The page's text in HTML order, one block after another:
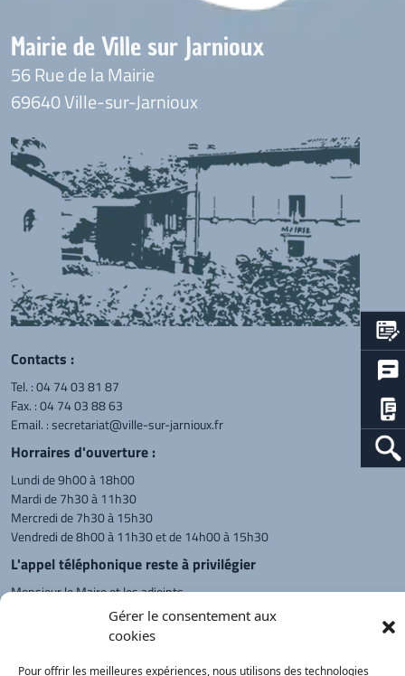
Gérer le consentement aux
cookies
Pour offrir les meilleures expériences, nous utilisons des technologies
Mairie de Ville sur Jarnioux
56 Rue de la Mairie
69640 Ville-sur-Jarnioux
Contacts :
Tel. :04 74 03 81 87
Fax. : 04 74 03 88 63
Email. :secretariat@ville-sur-jarnioux.fr
Horraires d'ouverture :
Lundi de 9h00 à 18h00
Mardi de 7h30 à 11h30
Mercredi de 7h30 à 15h30
Vendredi de 8h00 à 11h30 et de 14h00 à 15h30
L'appel téléphonique reste à privilégier
Monsieur le Maire et les adjoints
reçoivent sur rendez-vous.
Retour à l'accueil Actualités PanneauPocket Recherche